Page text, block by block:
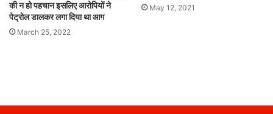
की न हो पहचान इसलिए आरोपियों ने
पेट्रोल डालकर लगा दिया था आग
March 25, 2022
May 12, 2021